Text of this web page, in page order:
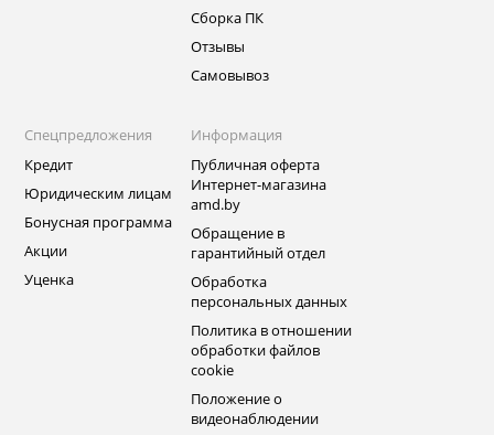
Сборка ПК
Отзывы
Самовывоз
Спецпредложения
Кредит
Юридическим лицам
Бонусная программа
Акции
Уценка
Информация
Публичная оферта
Интернет-магазина
amd.by
Обращение в
гарантийный отдел
Обработка
персональных данных
Политика в отношении
обработки файлов
cookie
Положение о
видеонаблюдении